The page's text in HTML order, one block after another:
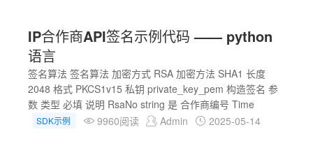
IP合作商API签名示例代码 —— python
语言
签名算法 签名算法 加密方式 RSA 加密方法 SHA1 长度
2048 格式 PKCS1v15 私钥 private_key_pem 构造签名 参
数 类型 必填 说明 RsaNo string 是 合作商编号 Time
SDK示例 9960阅读 Admin 2025-05-14